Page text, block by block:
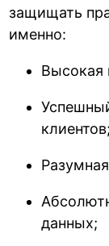
защищать
именно:
Высокая
клиентов;
данных;